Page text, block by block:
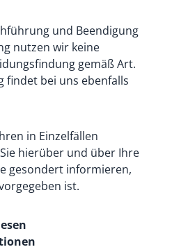
und Beendigung
nutzen wir keine
gemäß Art.
findet bei uns ebenfalls
in Einzelfällen
hierüber und über Ihre
gesondert informieren,
ist.